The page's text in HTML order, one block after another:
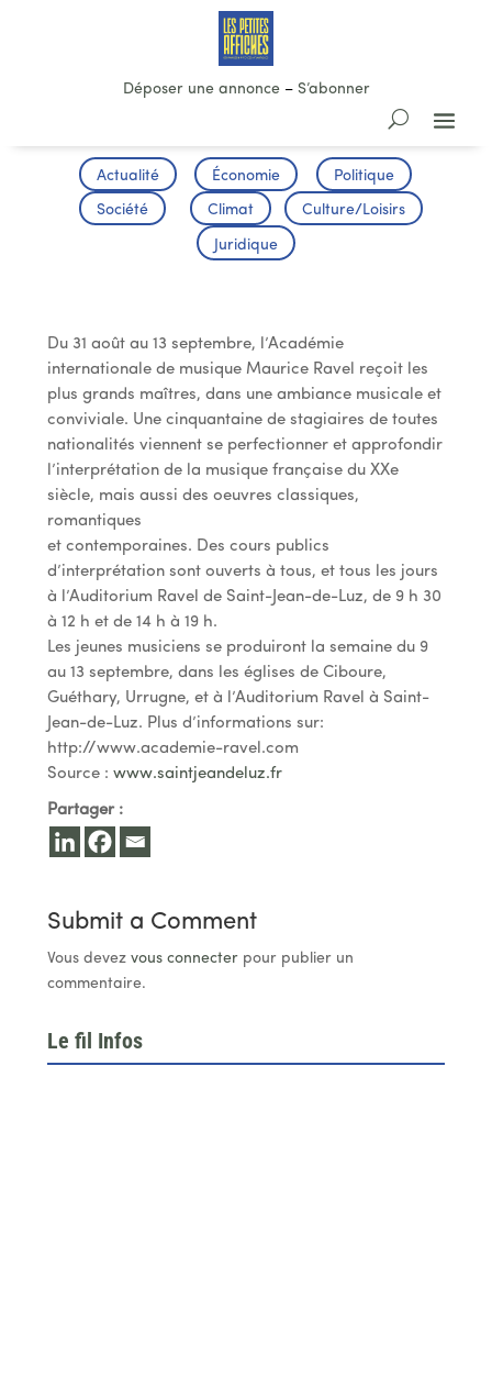
Déposer une annonce– S’abonner
Actualité Économie Politique
Société Climat Culture/Loisirs
Juridique
Du 31 août au 13 septembre, l’Académie
internationale de musique Maurice Ravel reçoit les
plus grands maîtres, dans une ambiance musicale et
conviviale. Une cinquantaine de stagiaires de toutes
nationalités viennent se perfectionner et approfondir
l’interprétation de la musique française du XXe
siècle, mais aussi des oeuvres classiques,
romantiques
et contemporaines. Des cours publics
d’interprétation sont ouverts à tous, et tous les jours
à l’Auditorium Ravel de Saint-Jean-de-Luz, de 9 h 30
à 12 h et de 14 h à 19 h.
Les jeunes musiciens se produiront la semaine du 9
au 13 septembre, dans les églises de Ciboure,
Guéthary, Urrugne, et à l’Auditorium Ravel à Saint-
Jean-de-Luz. Plus d’informations sur:
http://www.academie-ravel.com
Source : www.saintjeandeluz.fr
Partager :
Submit a Comment
Vous devez vous connecterpour publier un
commentaire.
Le fil Infos